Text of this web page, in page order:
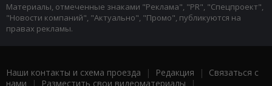
Материалы, отмеченные знаками "Реклама", "PR", "Спецпроект",
"Новости компаний", "Актуально", "Промо", публикуются на
правах рекламы.
Наши контакты и схема проезда | Редакция | Связаться с
нами | Разместить свои видеоматериалы |